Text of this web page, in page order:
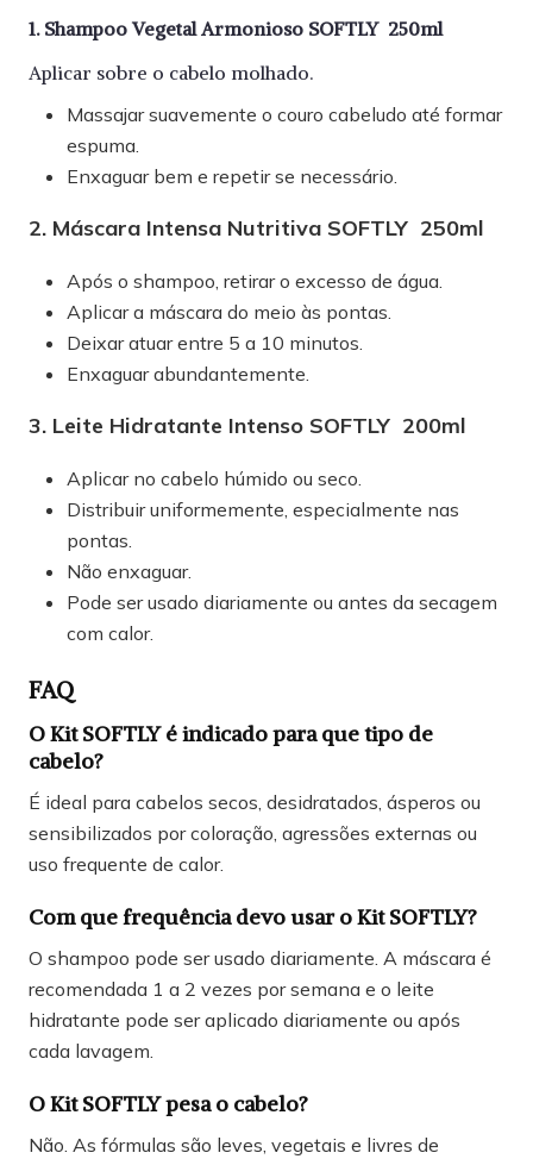
1. Shampoo Vegetal Armonioso SOFTLY 250ml
Aplicar sobre o cabelo molhado.
Massajar suavemente o couro cabeludo até formar
espuma.
Enxaguar bem e repetir se necessário.
2. Máscara Intensa Nutritiva SOFTLY 250ml
Após o shampoo, retirar o excesso de água.
Aplicar a máscara do meio às pontas.
Deixar atuar entre 5 a 10 minutos.
Enxaguar abundantemente.
3. Leite Hidratante Intenso SOFTLY 200ml
Aplicar no cabelo húmido ou seco.
Distribuir uniformemente, especialmente nas
pontas.
Não enxaguar.
Pode ser usado diariamente ou antes da secagem
com calor.
FAQ
O Kit SOFTLY é indicado para que tipo de
cabelo?
É ideal para cabelos secos, desidratados, ásperos ou
sensibilizados por coloração, agressões externas ou
uso frequente de calor.
Com que frequência devo usar o Kit SOFTLY?
O shampoo pode ser usado diariamente. A máscara é
recomendada 1 a 2 vezes por semana e o leite
hidratante pode ser aplicado diariamente ou após
cada lavagem.
O Kit SOFTLY pesa o cabelo?
Não. As fórmulas são leves, vegetais e livres de